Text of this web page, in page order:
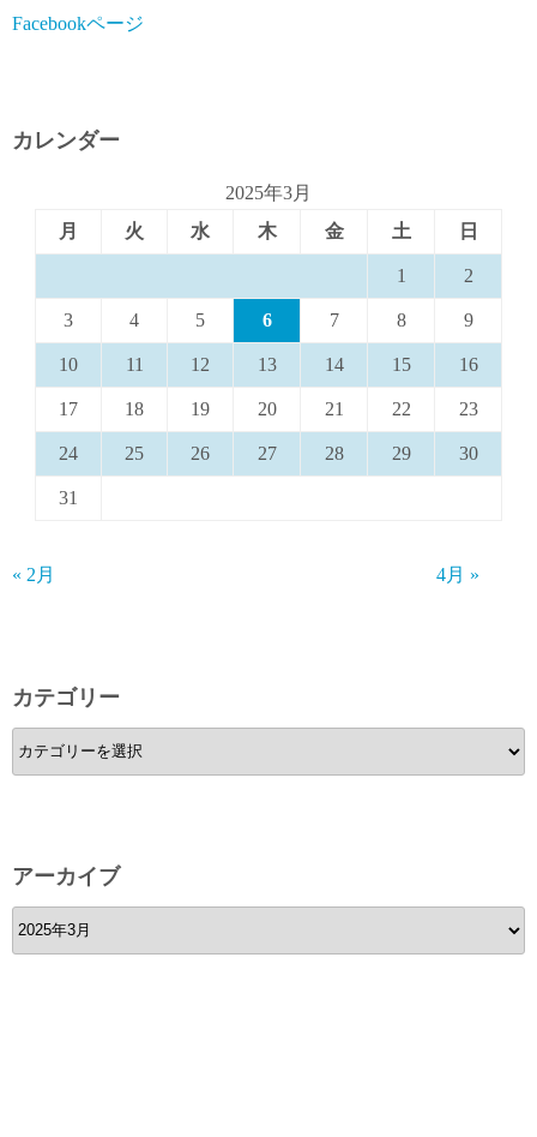
Facebookページ
カレンダー
2025年3月
月
火 水 木 金 土 日
1 2
3 4 5 6 7 8 9
10 11 12 13 14 15 16
17 18 19 20 21 22 23
24 25 26 27 28 29 30
31
« 2月 4月 »
カテゴリー
カ
テ
ー
アーカイブ
ア
ー